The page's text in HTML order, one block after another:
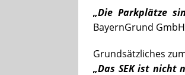
„Die Parkplätze
BayernGrund
Grundsätzliches
„Das SEK ist nicht